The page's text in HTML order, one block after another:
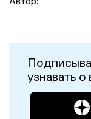
узнавать